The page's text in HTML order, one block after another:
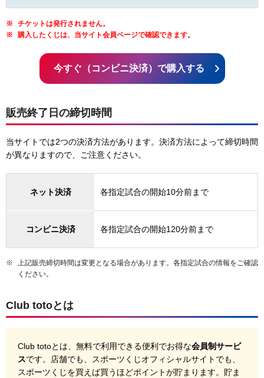
チケットは発行されません。
購入したくじは、当サイト会員ページで確認できます。
今すぐ（コンビニ決済）で購入する
販売終了日の締切時間
当サイトでは2つの決済方法があります。決済方法によって締切時間
が異なりますので、ご注意ください。
ネット決済 各指定試合の開始10分前まで
コンビニ決済 各指定試合の開始120分前まで
上記販売締切時間は変更となる場合があります。各指定試合の情報をご確認
ください。
Club totoとは
Club totoとは、無料で利用できる便利でお得な会員制サービ
スです。店舗でも、スポーツくじオフィシャルサイトでも、
スポーツくじを買えば買うほどポイントが貯まります。貯ま